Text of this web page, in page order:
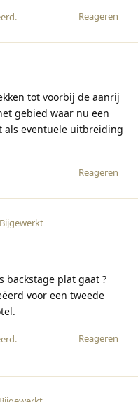
Reageren
.
tot voorbij de aanrij
gebied waar nu een
als eventuele uitbreiding
Reageren
Bijgewerkt
backstage plat gaat ?
voor een tweede
Reageren
.